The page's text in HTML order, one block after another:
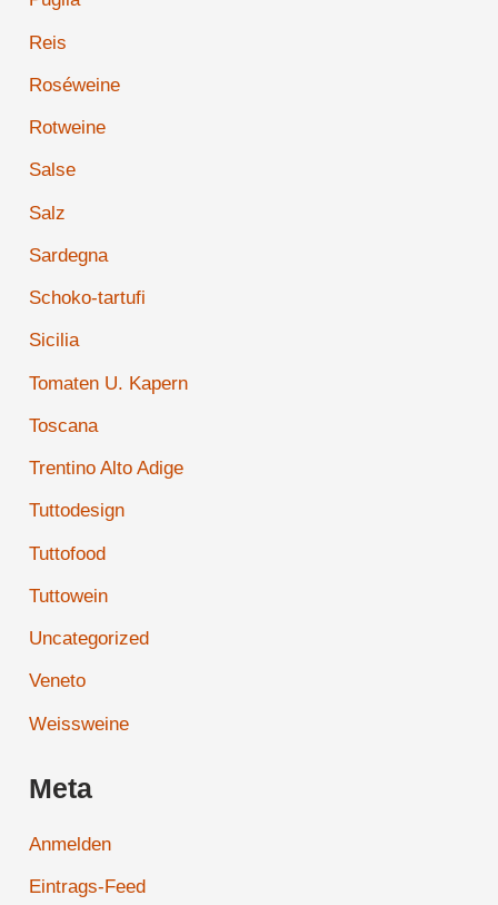
Reis
Roséweine
Rotweine
Salse
Salz
Sardegna
Schoko-tartufi
Sicilia
Tomaten U. Kapern
Toscana
Trentino Alto Adige
Tuttodesign
Tuttofood
Tuttowein
Uncategorized
Veneto
Weissweine
Meta
Anmelden
Eintrags-Feed